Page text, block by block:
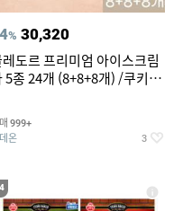
% 30,320
도르 프리미엄 아이스크림
5종 24개 (8+8+8개) /쿠키앤
999+
온 3